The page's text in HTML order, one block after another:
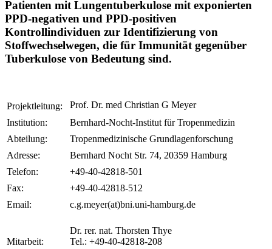
Patienten mit Lungentuberkulose mit exponierten
PPD-negativen und PPD-positiven
Kontrollindividuen zur Identifizierung von
Stoffwechselwegen, die für Immunität gegenüber
Tuberkulose von Bedeutung sind.
Projektleitung:
Prof. Dr. med Christian G Meyer
Institution:
Bernhard-Nocht-Institut für Tropenmedizin
Abteilung:
Tropenmedizinische Grundlagenforschung
Adresse:
Bernhard Nocht Str. 74, 20359 Hamburg
Telefon:
+49-40-42818-501
Fax:
+49-40-42818-512
Email:
c.g.meyer(at)bni.uni-hamburg.de
Mitarbeit:
Dr. rer. nat. Thorsten Thye
Tel.: +49-40-42818-208